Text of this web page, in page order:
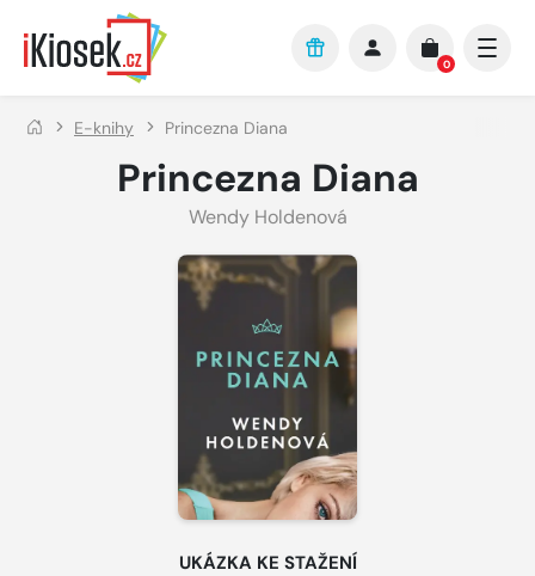
Přejít na hlavní obsah
0
E-knihy Princezna Diana
Princezna Diana
Wendy Holdenová
UKÁZKA KE STAŽENÍ